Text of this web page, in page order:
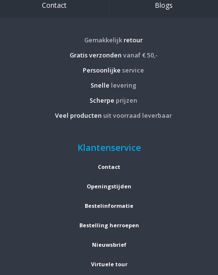
Contact Blogs
Gemakkelijk retour
Gratis verzonden vanaf € 50,-
Persoonlijke service
Snelle levering
Scherpe prijzen
Veel producten uit voorraad leverbaar
Klantenservice
Contact
Openingstijden
Bestelinformatie
Bestelling herroepen
Nieuwsbrief
Virtuele tour